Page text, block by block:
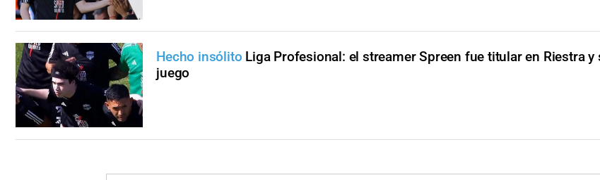
Hecho insólito Liga Profesional: el streamer Spreen fue titular en Riestra
juego